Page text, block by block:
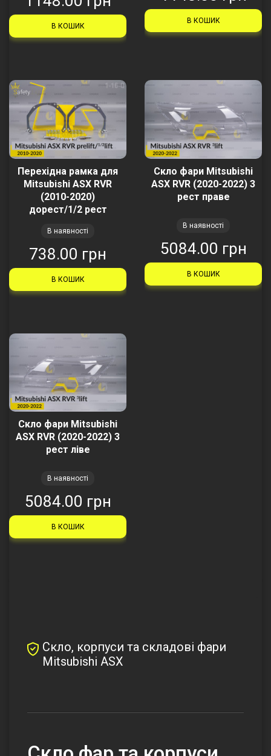
В КОШИК
В КОШИК
Перехідна рамка для
Mitsubishi ASX RVR
(2010-2020)
дорест/1/2 рест
В наявності
738.00 грн
В КОШИК
Скло фари Mitsubishi
ASX RVR (2020-2022) 3
рест праве
В наявності
5084.00 грн
В КОШИК
Скло фари Mitsubishi
ASX RVR (2020-2022) 3
рест ліве
В наявності
5084.00 грн
В КОШИК
Скло, корпуси та складові фари
Mitsubishi ASX